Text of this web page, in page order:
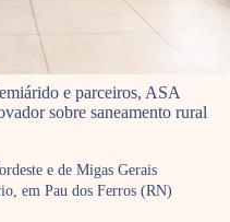
e parceiros, ASA
sobre saneamento rural
e de Migas Gerais
em Pau dos Ferros (RN)